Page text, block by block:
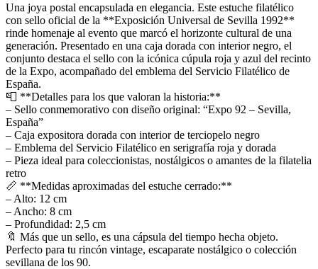
Una joya postal encapsulada en elegancia. Este estuche filatélico
con sello oficial de la **Exposición Universal de Sevilla 1992**
rinde homenaje al evento que marcó el horizonte cultural de una
generación. Presentado en una caja dorada con interior negro, el
conjunto destaca el sello con la icónica cúpula roja y azul del recinto
de la Expo, acompañado del emblema del Servicio Filatélico de
España.
📮 **Detalles para los que valoran la historia:**
– Sello conmemorativo con diseño original: “Expo 92 – Sevilla,
España”
– Caja expositora dorada con interior de terciopelo negro
– Emblema del Servicio Filatélico en serigrafía roja y dorada
– Pieza ideal para coleccionistas, nostálgicos o amantes de la filatelia
retro
📏 **Medidas aproximadas del estuche cerrado:**
– Alto: 12 cm
– Ancho: 8 cm
– Profundidad: 2,5 cm
🔖 Más que un sello, es una cápsula del tiempo hecha objeto.
Perfecto para tu rincón vintage, escaparate nostálgico o colección
sevillana de los 90.